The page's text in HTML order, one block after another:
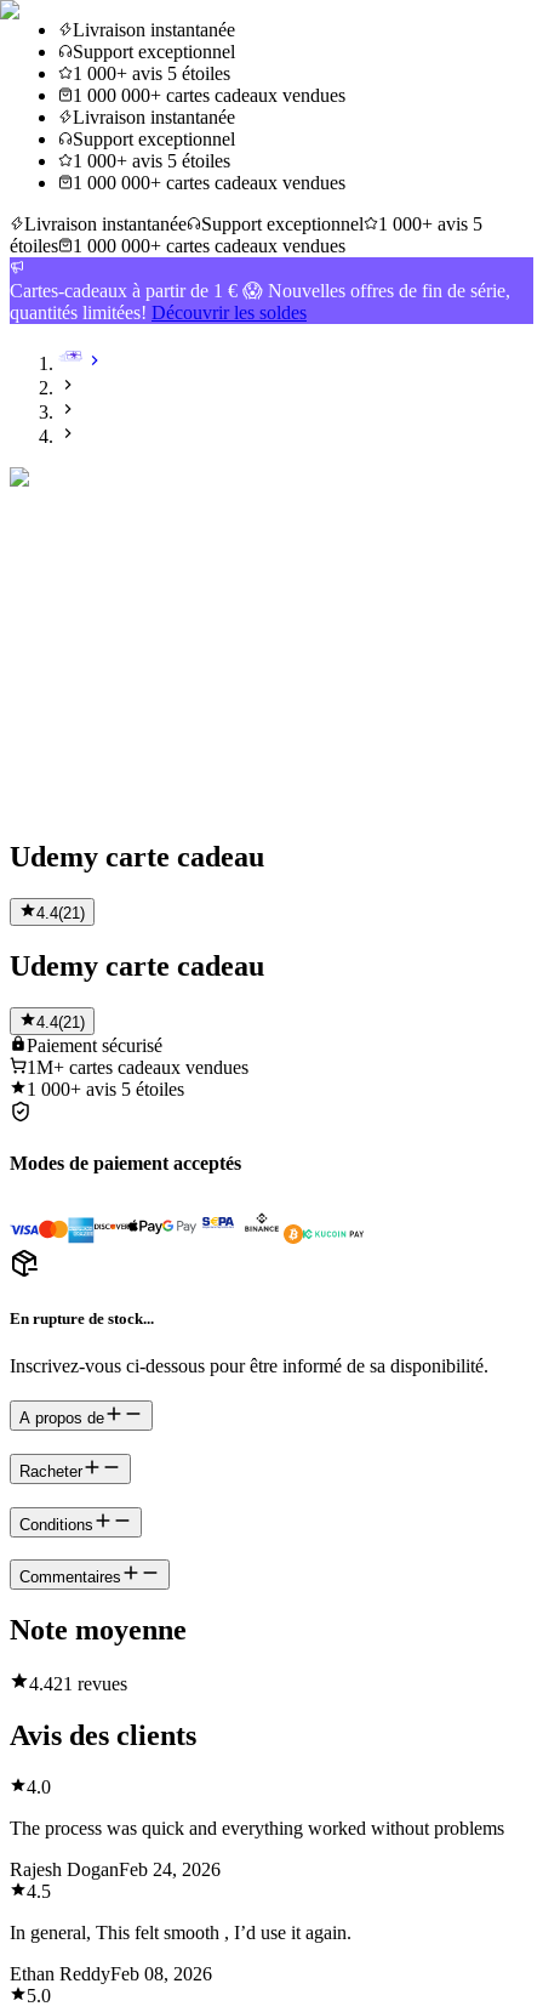
Livraison instantanée
Support exceptionnel
1 000+ avis 5 étoiles
1 000 000+ cartes cadeaux vendues
Livraison instantanée
Support exceptionnel
1 000+ avis 5 étoiles
1 000 000+ cartes cadeaux vendues
Livraison instantanée
Support exceptionnel
1 000+ avis 5
étoiles
1 000 000+ cartes cadeaux vendues
Cartes-cadeaux à partir de 1 € 😱 Nouvelles offres de fin de série,
quantités limitées! Découvrir les soldes
Udemy carte cadeau
4.4(21 )
Udemy carte cadeau
4.4(21)
Paiement sécurisé
1M+ cartes cadeaux vendues
1 000+ avis 5 étoiles
Modes de paiement acceptés
En rupture de stock...
Inscrivez-vous ci-dessous pour être informé de sa disponibilité.
A propos de
Racheter
Conditions
Commentaires
Note moyenne
4.421 revues
Avis des clients
4.0
The process was quick and everything worked without problems
Rajesh DoganFeb 24, 2026
4.5
In general, This felt smooth , I’d use it again.
Ethan ReddyFeb 08, 2026
5.0